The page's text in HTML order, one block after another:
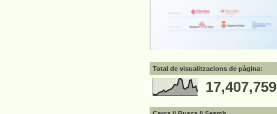
Total de visualitzacions de pàgina:
17,407,759